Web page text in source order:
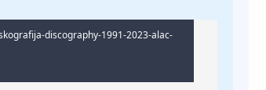
discography-1991-2023-alac-